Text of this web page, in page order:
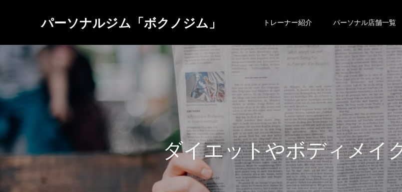
パーソナルジム「ボクノジム」 トレーナー紹介 パーソナル店舗一覧
ダイエットやボディメイ